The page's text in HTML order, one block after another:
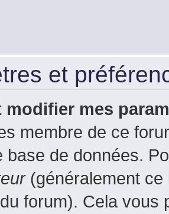
et
modifier mes
membre de ce
base de données.
(généralement ce
forum). Cela vous